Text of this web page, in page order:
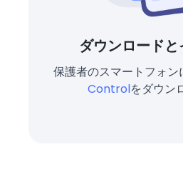
ダウンロード
保護者のスマートフォ
Controlをダウン